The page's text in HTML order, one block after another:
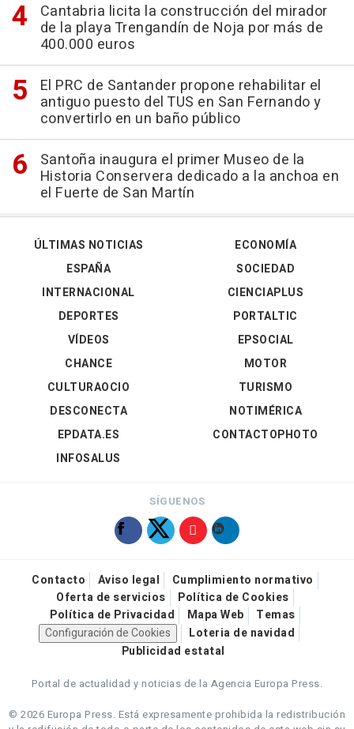
Cantabria licita la construcción del mirador
de la playa Trengandín de Noja por más de
400.000 euros
El PRC de Santander propone rehabilitar el
antiguo puesto del TUS en San Fernando y
convertirlo en un baño público
Santoña inaugura el primer Museo de la
Historia Conservera dedicado a la anchoa en
el Fuerte de San Martín
ÚLTIMAS NOTICIAS
ESPAÑA
INTERNACIONAL
DEPORTES
VÍDEOS
ECONOMÍA
SOCIEDAD
CIENCIAPLUS
PORTALTIC
EPSOCIAL
CHANCE
CULTURAOCIO
DESCONECTA
EPDATA.ES
INFOSALUS
MOTOR
TURISMO
NOTIMÉRICA
CONTACTOPHOTO
SÍGUENOS
Contacto Aviso legal
Cumplimiento normativo
Oferta de servicios
Política de Cookies
Política de Privacidad
Mapa Web
Temas
Configuración de Cookies
Loteria de navidad
Publicidad estatal
Portal de actualidad y noticias de la Agencia Europa Press.
© 2026 Europa Press. Está expresamente prohibida la redistribución